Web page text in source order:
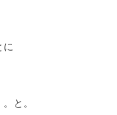
に
と。